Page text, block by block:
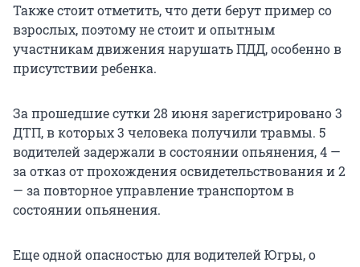
Также стоит отметить, что дети берут пример со
взрослых, поэтому не стоит и опытным
участникам движения нарушать ПДД, особенно в
присутствии ребенка.
За прошедшие сутки 28 июня зарегистрировано 3
ДТП, в которых 3 человека получили травмы. 5
водителей задержали в состоянии опьянения, 4 —
за отказ от прохождения освидетельствования и 2
— за повторное управление транспортом в
состоянии опьянения.
Еще одной опасностью для водителей Югры, о